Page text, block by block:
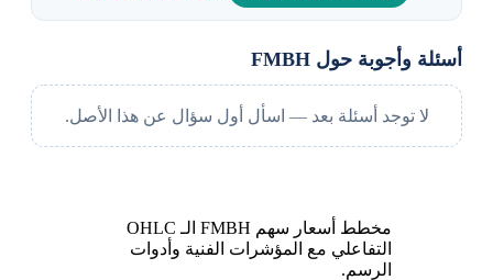
أسئلة وأجوبة حول FMBH
لا توجد أسئلة بعد — اسأل أول سؤال عن هذا الأصل.
مخطط أسعار سهم FMBH الـ OHLC
التفاعلي مع المؤشرات الفنية وأدوات
الرسم.